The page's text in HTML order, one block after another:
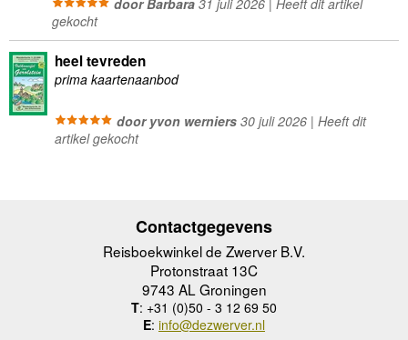
gekocht
heel tevreden
prima kaartenaanbod
door yvon werniers30 juli 2026 | Heeft dit
artikel gekocht
Contactgegevens
Reisboekwinkel de Zwerver B.V.
Protonstraat 13C
9743 AL Groningen
T: +31 (0)50 - 3 12 69 50
E: info@dezwerver.nl